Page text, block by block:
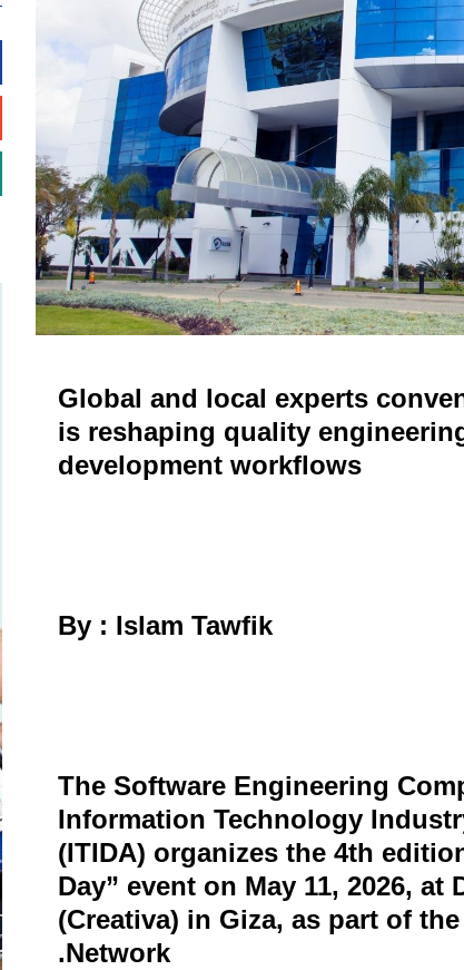
Global and local experts
is reshaping quality
development workflows
By : Islam Tawfik
The Software Engineering
Information Technology
(ITIDA) organizes the 4th
Day” event on May 11, 2026,
(Creativa) in Giza, as part of
Network
.